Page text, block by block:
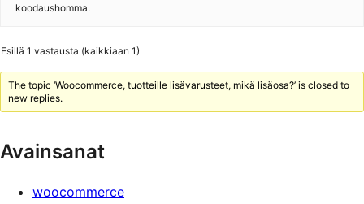
koodaushomma.
Esillä 1 vastausta (kaikkiaan 1)
The topic ‘Woocommerce, tuotteille lisävarusteet, mikä lisäosa?’ is closed to
new replies.
Avainsanat
woocommerce